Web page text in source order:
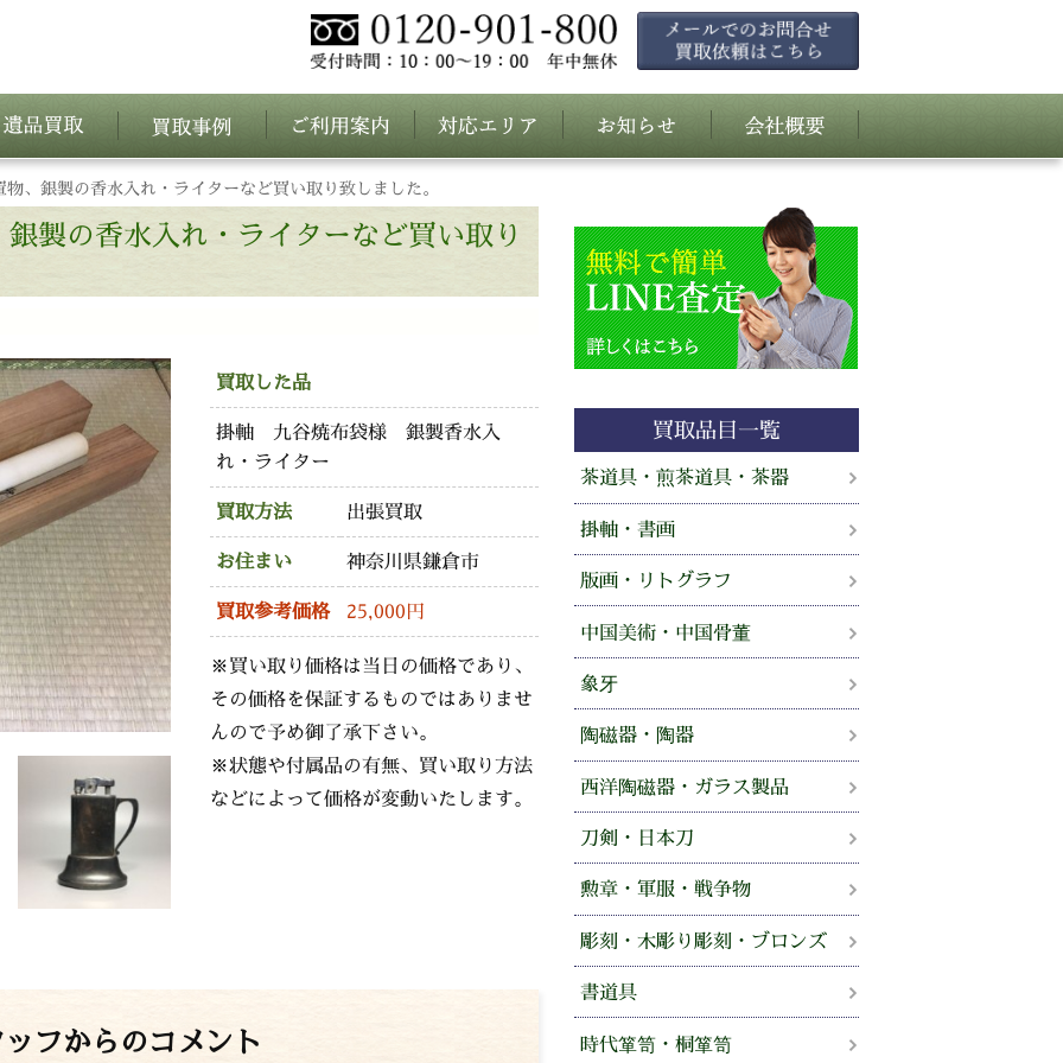
、銀製の香水入れ・ライターなど買い取り致しました。
製の香水入れ・ライターなど買い取り
買取した品
掛軸 九谷焼布袋様 銀製香水入
れ・ライター
買取方法
出張買取
お住まい
神奈川県鎌倉市
買取参考価格
25,000円
※買い取り価格は当日の価格であり、
その価格を保証するものではありませ
んので予め御了承下さい。
※状態や付属品の有無、買い取り方法
などによって価格が変動いたします。
フからのコメント
買取品目一覧
茶道具・煎茶道具・茶器
掛軸・書画
版画・リトグラフ
中国美術・中国骨董
象牙
陶磁器・陶器
西洋陶磁器・ガラス製品
刀剣・日本刀
勲章・軍服・戦争物
彫刻・木彫り彫刻・ブロンズ
書道具
時代箪笥・桐箪笥